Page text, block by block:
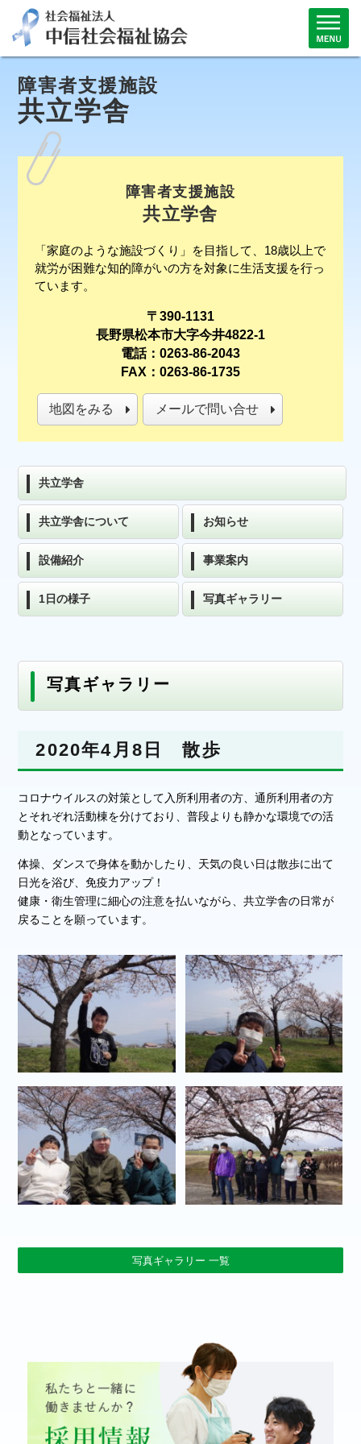
障害者支援施設
共立学舎
障害者支援施設
共立学舎
「家庭のような施設づくり」を目指して、18歳以上で
就労が困難な知的障がいの方を対象に生活支援を行っ
ています。
〒390-1131
長野県松本市大字今井4822-1
電話：0263-86-2043
FAX：0263-86-1735
地図をみる メールで問い合せ
共立学舎
共立学舎について お知らせ
設備紹介 事業案内
1日の様子 写真ギャラリー
写真ギャラリー
2020年4月8日 散歩
コロナウイルスの対策として入所利用者の方、通所利用者の方
とそれぞれ活動棟を分けており、普段よりも静かな環境での活
動となっています。
体操、ダンスで身体を動かしたり、天気の良い日は散歩に出て
日光を浴び、免疫力アップ！
健康・衛生管理に細心の注意を払いながら、共立学舎の日常が
戻ることを願っています。
写真ギャラリー 一覧